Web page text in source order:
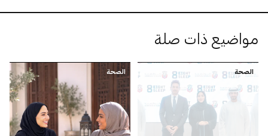
مواضيع ذات صلة
الصحة الصحة